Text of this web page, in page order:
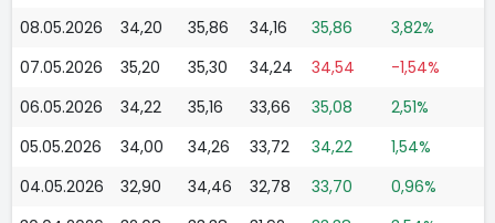
08.05.2026
34,20 35,86 34,16 35,86
3,82%
07.05.2026
35,20 35,30 34,24 34,54
-1,54%
06.05.2026
34,22 35,16 33,66 35,08
2,51%
05.05.2026
34,00 34,26 33,72 34,22
1,54%
04.05.2026
32,90 34,46 32,78 33,70
0,96%